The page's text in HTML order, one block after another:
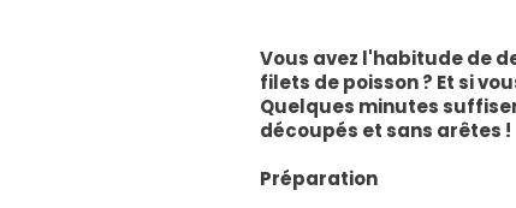
Vous avez l'habitude de
filets de poisson ? Et si
Quelques minutes
découpés et sans arêtes !
Préparation